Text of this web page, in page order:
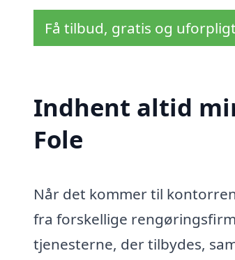
Få tilbud, gratis og
Indhent altid
Fole
Når det kommer til
fra forskellige
tjenesterne, der tilbydes,